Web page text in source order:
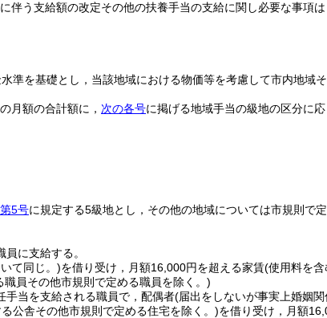
伴う支給額の改定その他の扶養手当の支給に関し必要な事項は
準を基礎とし，当該地域における物価等を考慮して市内地域
月額の合計額に， 次の各号に掲げる地域手当の級地の区分に応
5号に規定する5級地とし，その他の地域については市規則で定
に支給する。
て同じ。)を借り受け，月額16,000円を超える家賃(使用料を
員その他市規則で定める職員を除く。)
手当を支給される職員で，配偶者(届出をしないが事実上婚姻関
公舎その他市規則で定める住宅を除く。)を借り受け，月額